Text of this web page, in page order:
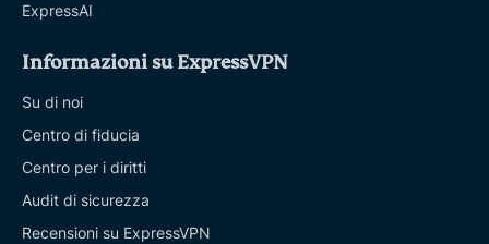
ExpressAI
Informazioni su ExpressVPN
Su di noi
Centro di fiducia
Centro per i diritti
Audit di sicurezza
Recensioni su ExpressVPN